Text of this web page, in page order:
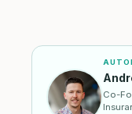
Co-